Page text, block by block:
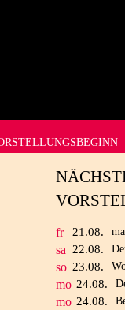
fr 21.08.
sa 22.08.
so 23.08.
mo 24.08.
mo 24.08.